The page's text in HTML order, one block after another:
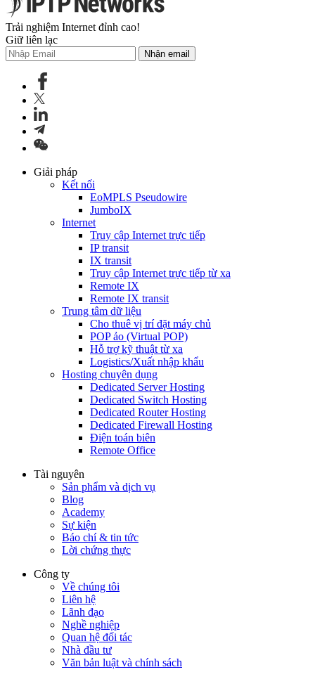
Trải nghiệm Internet đỉnh cao!
Giữ liên lạc
Nhận email
Giải pháp
Kết nối
EoMPLS Pseudowire
JumboIX
Internet
Truy cập Internet trực tiếp
IP transit
IX transit
Truy cập Internet trực tiếp từ xa
Remote IX
Remote IX transit
Trung tâm dữ liệu
Cho thuê vị trí đặt máy chủ
POP ảo (Virtual POP)
Hỗ trợ kỹ thuật từ xa
Logistics/Xuất nhập khẩu
Hosting chuyên dụng
Dedicated Server Hosting
Dedicated Switch Hosting
Dedicated Router Hosting
Dedicated Firewall Hosting
Điện toán biên
Remote Office
Tài nguyên
Sản phẩm và dịch vụ
Blog
Academy
Sự kiện
Báo chí & tin tức
Lời chứng thực
Công ty
Về chúng tôi
Liên hệ
Lãnh đạo
Nghề nghiệp
Quan hệ đối tác
Nhà đầu tư
Văn bản luật và chính sách